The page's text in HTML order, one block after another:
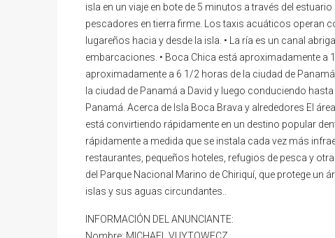
isla en un viaje en bote de 5 minutos a través del
pescadores en tierra firme. Los taxis acuáticos operan
lugareños hacia y desde la isla. • La ría es un canal
embarcaciones. • Boca Chica está aproximadamente a
aproximadamente a 6 1/2 horas de la ciudad de
la ciudad de Panamá a David y luego conduciendo
Panamá. Acerca de Isla Boca Brava y alrededores El
está convirtiendo rápidamente en un destino popular
rápidamente a medida que se instala cada vez más
restaurantes, pequeños hoteles, refugios de pesca y
del Parque Nacional Marino de Chiriquí, que protege un
islas y sus aguas circundantes..
INFORMACIÓN DEL ANUNCIANTE:
Nombre: MICHAEL VUYTOWECZ